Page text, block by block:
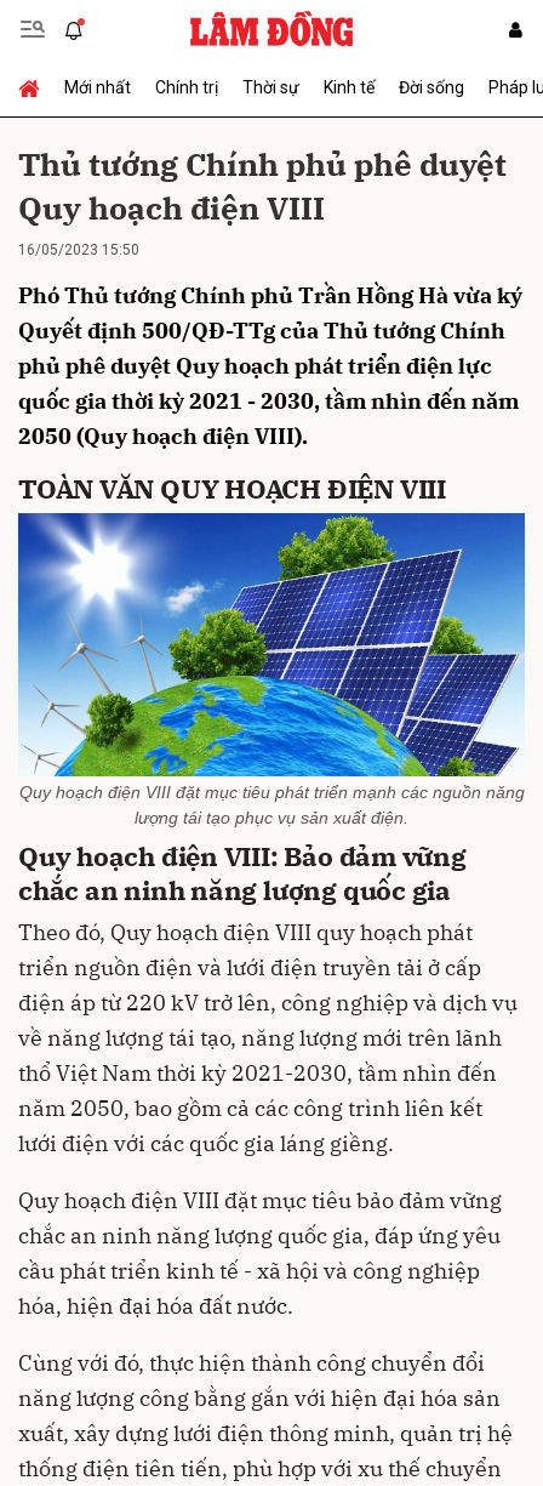
Mới nhất Chính trị Thời sự Kinh tế Đời sống Pháp
Thủ tướng Chính phủ phê duyệt
Quy hoạch điện VIII
16/05/2023 15:50
Phó Thủ tướng Chính phủ Trần Hồng Hà vừa ký
Quyết định 500/QĐ-TTg của Thủ tướng Chính
phủ phê duyệt Quy hoạch phát triển điện lực
quốc gia thời kỳ 2021 - 2030, tầm nhìn đến năm
2050 (Quy hoạch điện VIII).
TOÀN VĂN QUY HOẠCH ĐIỆN VIII
Quy hoạch điện VIII đặt mục tiêu phát triển mạnh các nguồn năng
lượng tái tạo phục vụ sản xuất điện.
Quy hoạch điện VIII: Bảo đảm vững
chắc an ninh năng lượng quốc gia
Theo đó, Quy hoạch điện VIII quy hoạch phát
triển nguồn điện và lưới điện truyền tải ở cấp
điện áp từ 220 kV trở lên, công nghiệp và dịch vụ
về năng lượng tái tạo, năng lượng mới trên lãnh
thổ Việt Nam thời kỳ 2021-2030, tầm nhìn đến
năm 2050, bao gồm cả các công trình liên kết
lưới điện với các quốc gia láng giềng.
Quy hoạch điện VIII đặt mục tiêu bảo đảm vững
chắc an ninh năng lượng quốc gia, đáp ứng yêu
cầu phát triển kinh tế - xã hội và công nghiệp
hóa, hiện đại hóa đất nước.
Cùng với đó, thực hiện thành công chuyển đổi
năng lượng công bằng gắn với hiện đại hóa sản
xuất, xây dựng lưới điện thông minh, quản trị hệ
thống điện tiên tiến, phù hợp với xu thế chuyển
Gửi bình luận
Hủy Gửi